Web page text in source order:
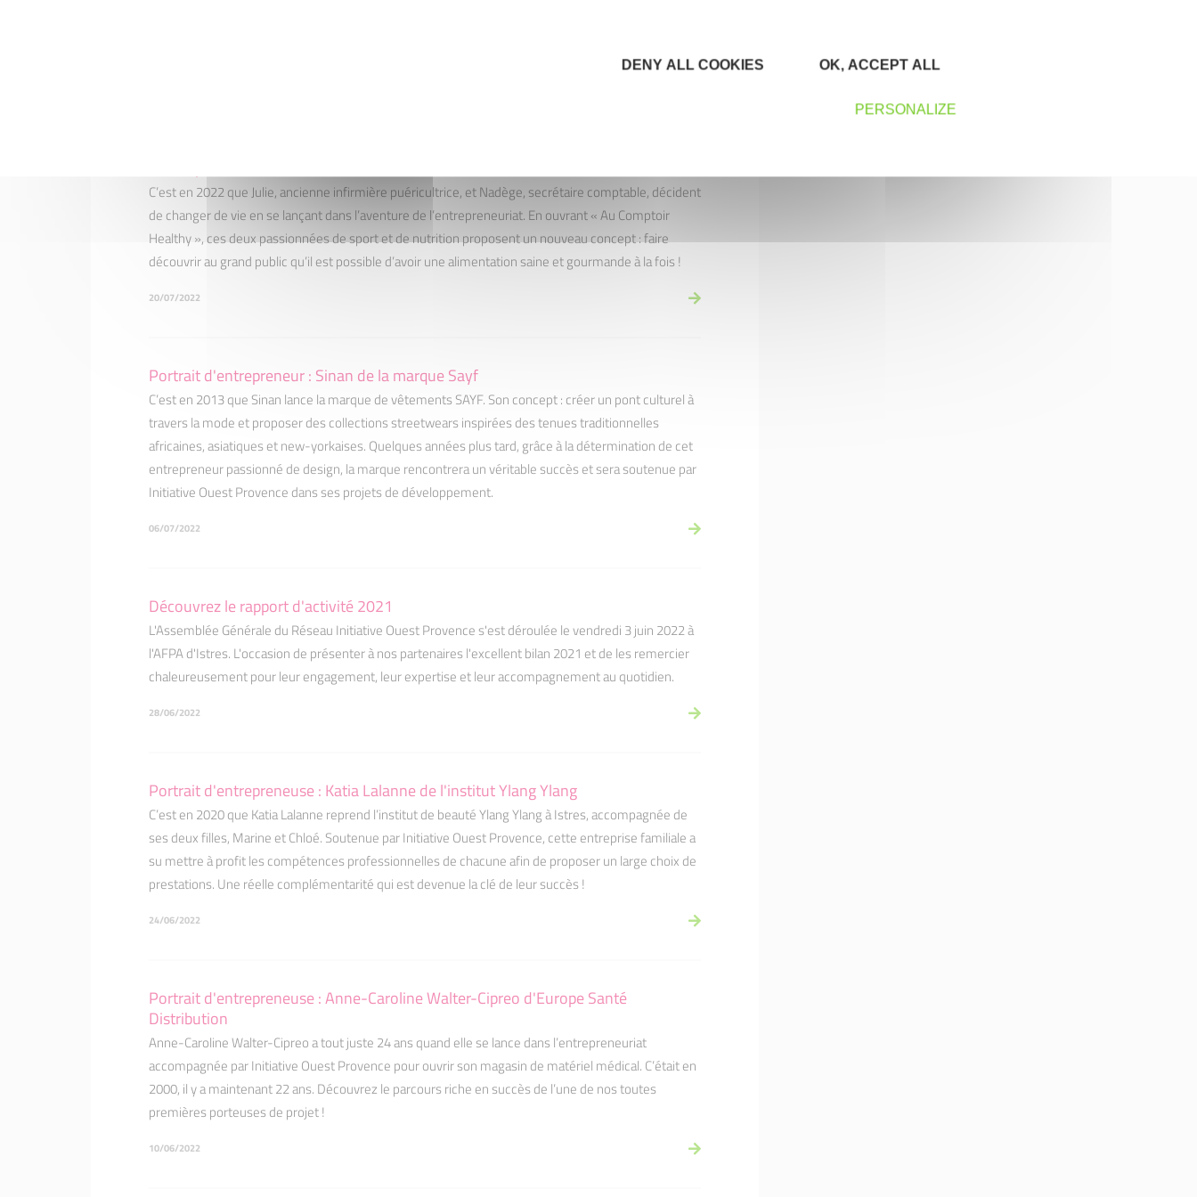
C’est en 2022 que Julie, ancienne infirmière puéricultrice, et Nadège, secrétaire comptable, décident
de changer de vie en se lançant dans l’aventure de l’entrepreneuriat. En ouvrant « Au Comptoir
Healthy », ces deux passionnées de sport et de nutrition proposent un nouveau concept : faire
découvrir au grand public qu’il est possible d’avoir une alimentation saine et gourmande à la fois !
20/07/2022
Portrait d'entrepreneur : Sinan de la marque Sayf
C’est en 2013 que Sinan lance la marque de vêtements SAYF. Son concept : créer un pont culturel à
travers la mode et proposer des collections streetwears inspirées des tenues traditionnelles
africaines, asiatiques et new-yorkaises. Quelques années plus tard, grâce à la détermination de cet
entrepreneur passionné de design, la marque rencontrera un véritable succès et sera soutenue par
Initiative Ouest Provence dans ses projets de développement.
06/07/2022
Découvrez le rapport d'activité 2021
L'Assemblée Générale du Réseau Initiative Ouest Provence s'est déroulée le vendredi 3 juin 2022 à
l'AFPA d'Istres. L'occasion de présenter à nos partenaires l'excellent bilan 2021 et de les remercier
chaleureusement pour leur engagement, leur expertise et leur accompagnement au quotidien.
28/06/2022
Portrait d'entrepreneuse : Katia Lalanne de l'institut Ylang Ylang
C’est en 2020 que Katia Lalanne reprend l’institut de beauté Ylang Ylang à Istres, accompagnée de
ses deux filles, Marine et Chloé. Soutenue par Initiative Ouest Provence, cette entreprise familiale a
su mettre à profit les compétences professionnelles de chacune afin de proposer un large choix de
prestations. Une réelle complémentarité qui est devenue la clé de leur succès !
24/06/2022
Portrait d'entrepreneuse : Anne-Caroline Walter-Cipreo d'Europe Santé
Distribution
Anne-Caroline Walter-Cipreo a tout juste 24 ans quand elle se lance dans l’entrepreneuriat
accompagnée par Initiative Ouest Provence pour ouvrir son magasin de matériel médical. C’était en
2000, il y a maintenant 22 ans. Découvrez le parcours riche en succès de l’une de nos toutes
premières porteuses de projet !
10/06/2022
OK, ACCEPT ALL
DENY ALL COOKIES
PERSONALIZE